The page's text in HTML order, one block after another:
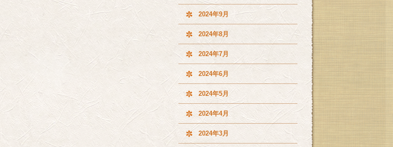
2024年9月
2024年8月
2024年7月
2024年6月
2024年5月
2024年4月
2024年3月